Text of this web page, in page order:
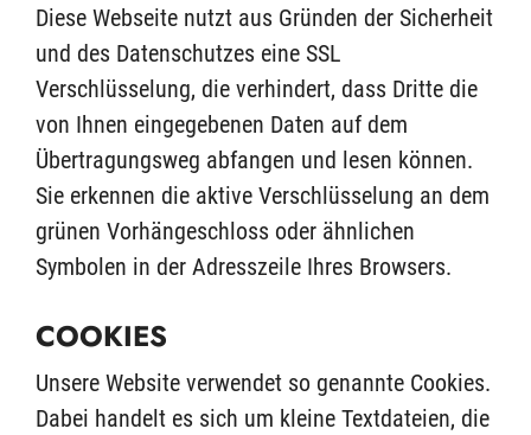
Diese Webseite nutzt aus Gründen der Sicherheit
und des Datenschutzes eine SSL
Verschlüsselung, die verhindert, dass Dritte die
von Ihnen eingegebenen Daten auf dem
Übertragungsweg abfangen und lesen können.
Sie erkennen die aktive Verschlüsselung an dem
grünen Vorhängeschloss oder ähnlichen
Symbolen in der Adresszeile Ihres Browsers.
COOKIES
Unsere Website verwendet so genannte Cookies.
Dabei handelt es sich um kleine Textdateien, die